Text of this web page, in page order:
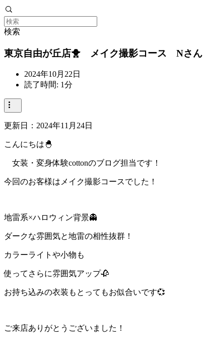
検索
東京自由が丘店🐥 メイク撮影コース Nさん
2024年10月22日
読了時間: 1分
更新日： 2024年11月24日
こんにちは🐣
女装・変身体験cottonのブログ担当です！
今回のお客様はメイク撮影コースでした！
地雷系×ハロウィン背景👻
ダークな雰囲気と地雷の相性抜群！
カラーライトや小物も
使ってさらに雰囲気アップ🥀
お持ち込みの衣装もとってもお似合いです💞
ご来店ありがとうございました！